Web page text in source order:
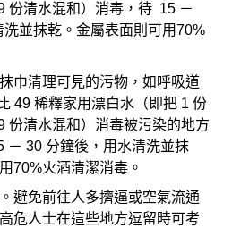
份清水混和）消毒，待 15 －
並抹乾。金屬表面則可用70%
巾清理可見的污物，如呼吸道
49 稀釋家用漂白水（即把 1 份
份清水混和）消毒被污染的地方
－ 30 分鐘後，用水清洗並抹
70%火酒清潔消毒。
避免前往人多擠逼或空氣流通
危人士在這些地方逗留時可考